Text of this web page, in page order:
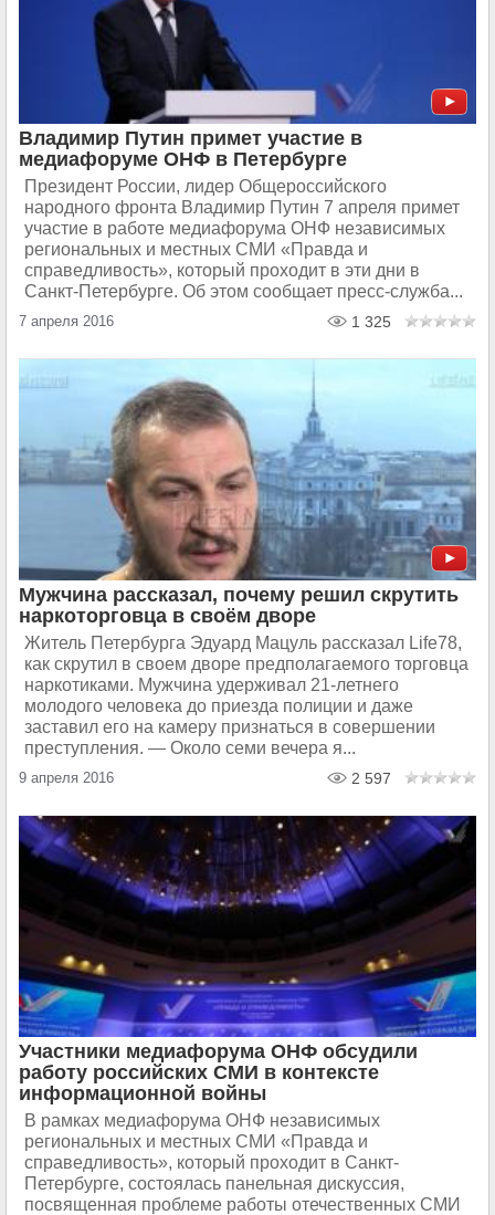
Владимир Путин примет участие в
медиафоруме ОНФ в Петербурге
Президент России, лидер Общероссийского
народного фронта Владимир Путин 7 апреля примет
участие в работе медиафорума ОНФ независимых
региональных и местных СМИ «Правда и
справедливость», который проходит в эти дни в
Санкт-Петербурге. Об этом сообщает пресс-служба...
7 апреля 2016 1 325
Мужчина рассказал, почему решил скрутить
наркоторговца в своём дворе
Житель Петербурга Эдуард Мацуль рассказал Life78,
как скрутил в своем дворе предполагаемого торговца
наркотиками. Мужчина удерживал 21-летнего
молодого человека до приезда полиции и даже
заставил его на камеру признаться в совершении
преступления. — Около семи вечера я...
9 апреля 2016 2 597
Участники медиафорума ОНФ обсудили
работу российских СМИ в контексте
информационной войны
В рамках медиафорума ОНФ независимых
региональных и местных СМИ «Правда и
справедливость», который проходит в Санкт-
Петербурге, состоялась панельная дискуссия,
посвященная проблеме работы отечественных СМИ